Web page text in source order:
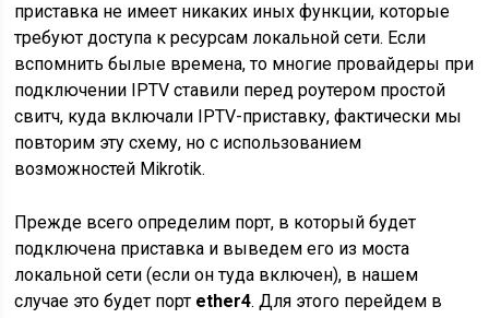
приставка не имеет никаких иных функции, которые
требуют доступа к ресурсам локальной сети. Если
вспомнить былые времена, то многие провайдеры при
подключении IPTV ставили перед роутером простой
свитч, куда включали IPTV-приставку, фактически мы
повторим эту схему, но с использованием
возможностей Mikrotik.
Прежде всего определим порт, в который будет
подключена приставка и выведем его из моста
локальной сети (если он туда включен), в нашем
случае это будет порт ether4. Для этого перейдем в